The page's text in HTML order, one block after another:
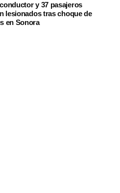
y 37 pasajeros
lesionados tras choque de
en Sonora